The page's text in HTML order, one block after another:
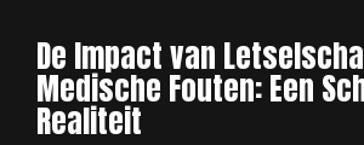
De Impact van
Medische Fouten: Een
Realiteit